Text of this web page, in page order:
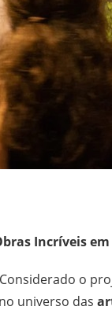
Incríveis em
o
universo das